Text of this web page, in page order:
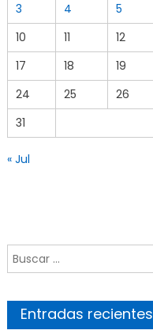
3
4 5
10
11 12
17
18 19
24
25 26
31
« Jul
Buscar por:
Entradas recientes